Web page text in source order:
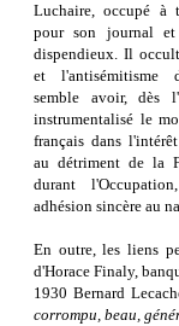
Luchaire, occupé à
pour son journal
dispendieux. Il
et l'antisémitisme
semble avoir, dès
instrumentalisé le
français dans
au détriment de la
durant
adhésion sincère au
En outre, les liens
d'Horace Finaly,
1930 Bernard
corrompu, beau,